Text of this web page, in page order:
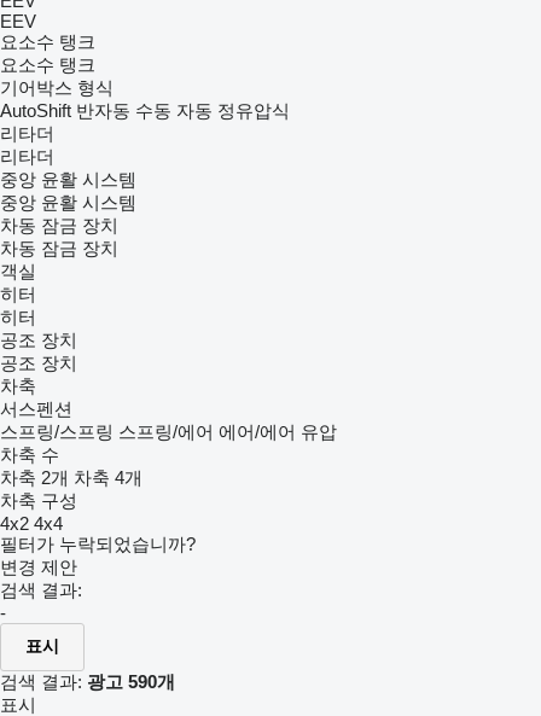
EEV
요소수 탱크
요소수 탱크
기어박스 형식
AutoShift 반자동 수동 자동 정유압식
리타더
리타더
중앙 윤활 시스템
중앙 윤활 시스템
차동 잠금 장치
차동 잠금 장치
객실
히터
히터
공조 장치
공조 장치
차축
서스펜션
스프링/스프링 스프링/에어 에어/에어 유압
차축 수
차축 2개 차축 4개
차축 구성
4x2 4x4
필터가 누락되었습니까?
변경 제안
검색 결과:
-
표시
검색 결과: 광고 590개
표시